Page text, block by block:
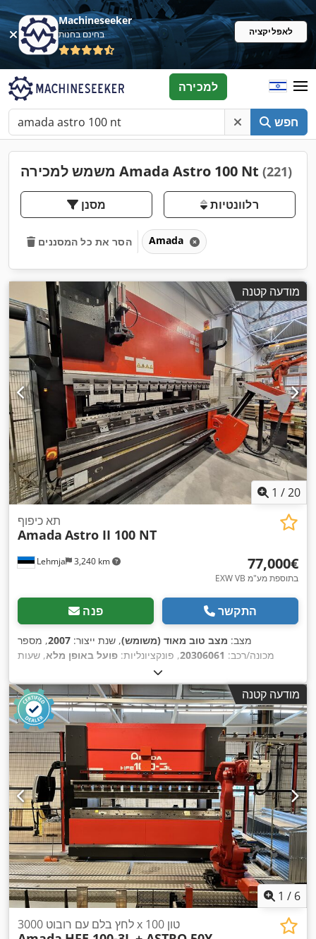
Machineseeker
בחינם בחנות לאפליקציה
חפש
למכירה
משמש למכירה Amada Astro 100 Nt (221)
מסנן רלוונטיות
הסר את כל המסננים Amada
מודעה קטנה
1 /20
Lehmja 3,240 km
תא כיפוף
Amada Astro II 100 NT
‏77,000 ‏€
EXW VB בתוספת מע"מ
פנה התקשר
מצב: מצב טוב מאוד (משומש), שנת ייצור: 2007, מספר
מכונה/רכב: 20306061, פונקציונליות: פועל באופן מלא, שעות
100 t
גרון:415 מ"מ , רוחב עבודה:3,110 מ"מ
, מרחק בין הסטנדים:
2,700 מ"מ, מודעה קטנה
1 / 6
לחץ בלם עם רובוט 3000 x 100 טון